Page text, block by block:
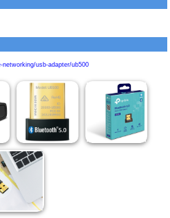
usb-adapter/ub500